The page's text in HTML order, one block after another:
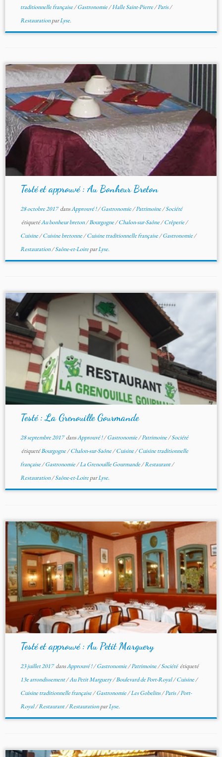
traditionnelle française/Gastronomie/Halle Saint-Pierre/Paris/
RestaurationparLyse.
Testé et approuvé : Au Bonheur Breton
28 octobre 2017dansApprouvé !/Gastronomie/Patrimoine/Société
étiquetéAu bonheur breton/Bourgogne/Chalon-sur-Saône/Crêperie/
Cuisine/Cuisine bretonne/Cuisine traditionnelle française/Gastronomie/
Restauration/Saône-et-LoireparLyse.
Testé : La Grenouille Gourmande
28 septembre 2017dansApprouvé !/Gastronomie/Patrimoine/Société
étiquetéBourgogne/Chalon-sur-Saône/Cuisine/Cuisine traditionnelle
française/Gastronomie/La Grenouille Gourmande/Restaurant/
Restauration/Saône-et-LoireparLyse.
Testé et approuvé : Au Petit Marguery
23 juillet 2017dansApprouvé !/Gastronomie/Patrimoine/Société étiqueté
13e arrondissement/Au Petit Marguery/Boulevard de Port-Royal/Cuisine/
Cuisine traditionnelle française/Gastronomie/Les Gobelins/Paris/Port-
Royal/Restaurant/RestaurationparLyse.